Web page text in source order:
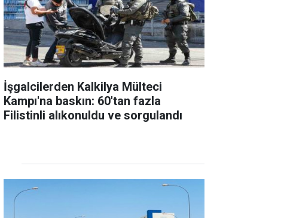
İşgalcilerden Kalkilya Mülteci
Kampı'na baskın: 60'tan fazla
Filistinli alıkonuldu ve sorgulandı